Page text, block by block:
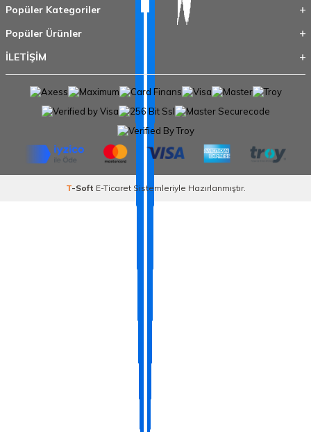
Popüler Kategoriler
Popüler Ürünler
İLETİŞİM
T-Soft E-TicaretSistemleriyle Hazırlanmıştır.